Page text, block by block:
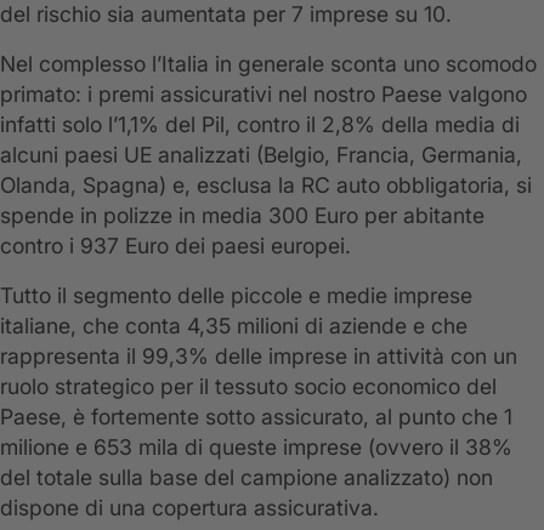
del rischio sia aumentata per 7 imprese su 10.
Nel complesso l’Italia in generale sconta uno scomodo
primato: i premi assicurativi nel nostro Paese valgono
infatti solo l’1,1% del Pil, contro il 2,8% della media di
alcuni paesi UE analizzati (Belgio, Francia, Germania,
Olanda, Spagna) e, esclusa la RC auto obbligatoria, si
spende in polizze in media 300 Euro per abitante
contro i 937 Euro dei paesi europei.
Tutto il segmento delle piccole e medie imprese
italiane, che conta 4,35 milioni di aziende e che
rappresenta il 99,3% delle imprese in attività con un
ruolo strategico per il tessuto socio economico del
Paese, è fortemente sotto assicurato, al punto che 1
milione e 653 mila di queste imprese (ovvero il 38%
del totale sulla base del campione analizzato) non
dispone di una copertura assicurativa.